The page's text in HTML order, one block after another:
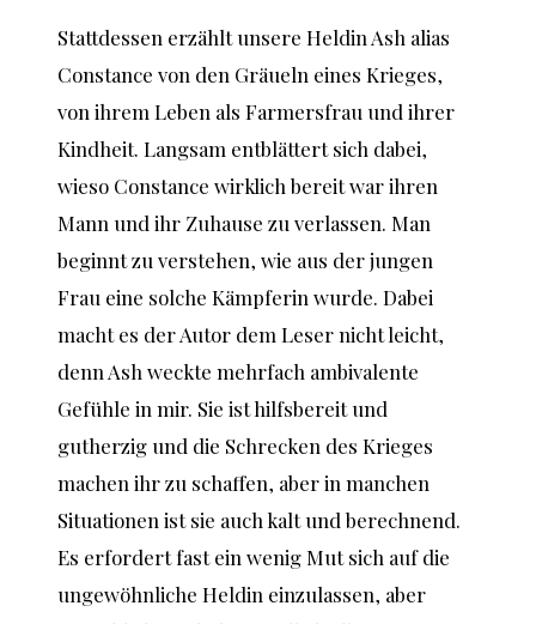
Stattdessen erzählt unsere Heldin Ash alias
Constance von den Gräueln eines Krieges,
von ihrem Leben als Farmersfrau und ihrer
Kindheit. Langsam entblättert sich dabei,
wieso Constance wirklich bereit war ihren
Mann und ihr Zuhause zu verlassen. Man
beginnt zu verstehen, wie aus der jungen
Frau eine solche Kämpferin wurde. Dabei
macht es der Autor dem Leser nicht leicht,
denn Ash weckte mehrfach ambivalente
Gefühle in mir. Sie ist hilfsbereit und
gutherzig und die Schrecken des Krieges
machen ihr zu schaffen, aber in manchen
Situationen ist sie auch kalt und berechnend.
Es erfordert fast ein wenig Mut sich auf die
ungewöhnliche Heldin einzulassen, aber